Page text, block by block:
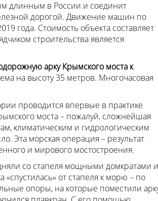
длинным в России и соединит
дорогой. Движение машин по
года. Стоимость объекта составляет
строительства является
арку Крымского моста к
на высоту 35 метров. Многочасовая
проводится впервые в практике
моста – пожалуй, сложнейшая
климатическим и гидрологическим
Эта морская операция – результат
и мирового мостостроения.
со стапеля мощными домкратами и
от стапеля к морю – по
опоры, на которые поместили